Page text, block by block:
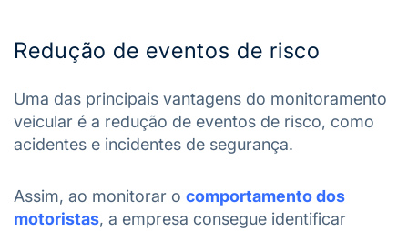
Redução de eventos de risco
Uma das principais vantagens do monitoramento
veicular é a redução de eventos de risco, como
acidentes e incidentes de segurança.
Assim, ao monitorar o comportamento dos
motoristas, a empresa consegue identificar